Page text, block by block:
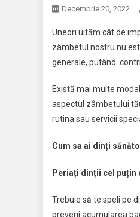
Decembrie 20, 2022
Uneori uităm cât de
zâmbetul nostru nu
generale, putând
Există mai multe
aspectul zâmbetului
rutina sau servicii
Cum sa ai dinți
Periați dinții cel puțin
Trebuie să te speli pe
preveni acumularea